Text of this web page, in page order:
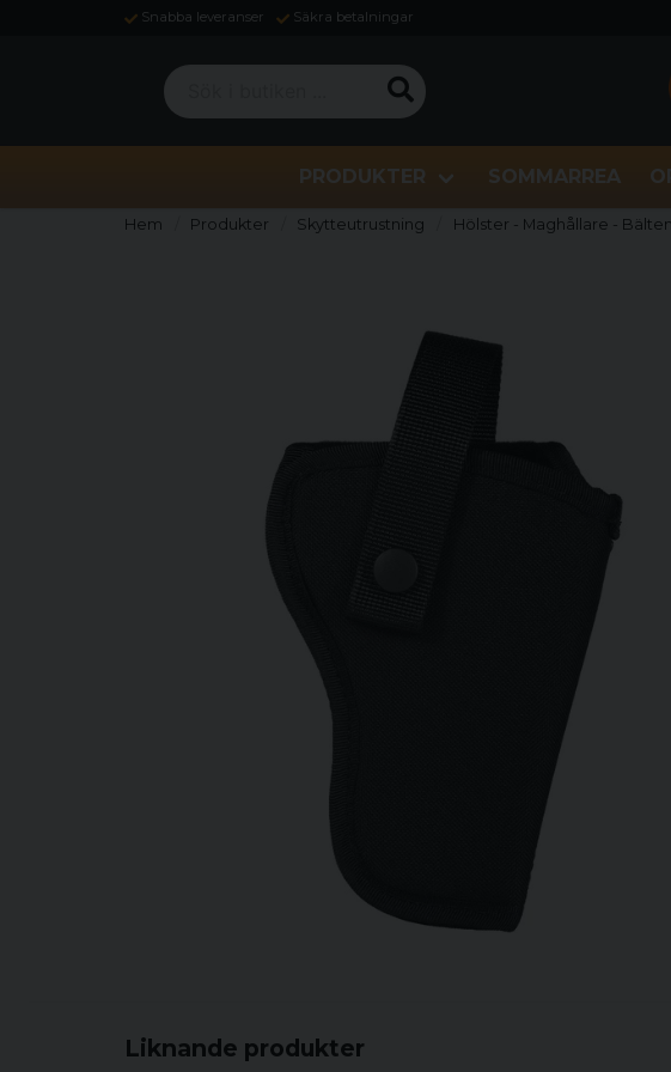
Snabba leveranser Säkra betalningar
Sök i butiken ...
PRODUKTER SOMMARREA
Hem Produkter Skytteutrustning Hölster - Maghållare - Bälten
Liknande produkter